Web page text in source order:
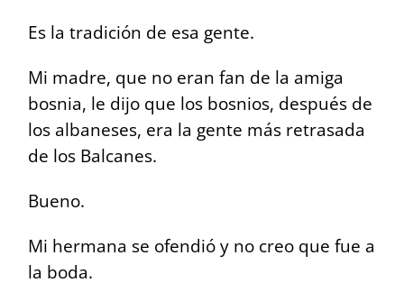
Es la tradición de esa gente.
Mi madre, que no eran fan de la amiga
bosnia, le dijo que los bosnios, después de
los albaneses, era la gente más retrasada
de los Balcanes.
Bueno.
Mi hermana se ofendió y no creo que fue a
la boda.